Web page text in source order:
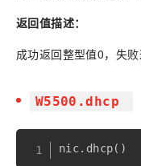
返回值描述：
成功返回整型值0，失败
W5500.dhcp
nic. dhcp( )